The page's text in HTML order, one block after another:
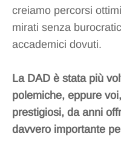
creiamo percorsi
mirati senza
accademici dovuti.
La DAD è stata più
polemiche, eppure
prestigiosi, da anni
davvero importante